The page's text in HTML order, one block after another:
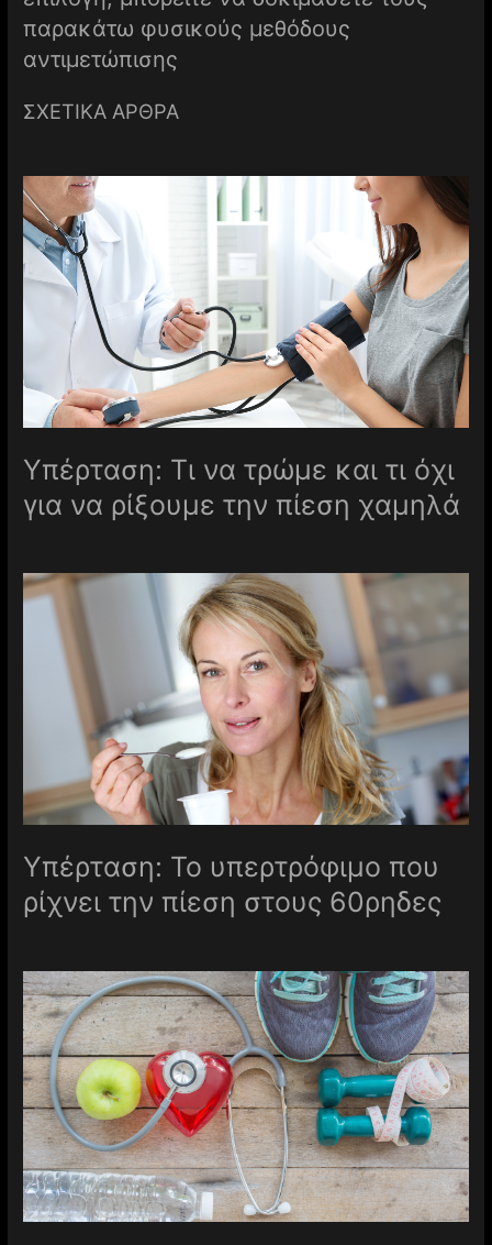
παρακάτω φυσικούς μεθόδους
αντιμετώπισης
ΣΧΕΤΙΚΑ ΑΡΘΡΑ
Υπέρταση: Τι να τρώμε και τι όχι
για να ρίξουμε την πίεση χαμηλά
Υπέρταση: Το υπερτρόφιμο που
ρίχνει την πίεση στους 60ρηδες